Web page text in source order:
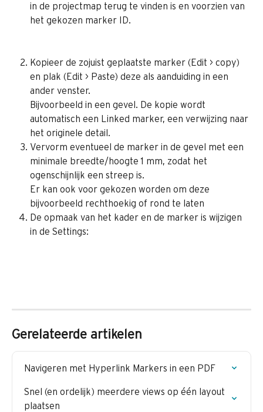
in de projectmap terug te vinden is en voorzien van
het gekozen marker ID.
Kopieer de zojuist geplaatste marker (Edit > copy)
en plak (Edit > Paste) deze als aanduiding in een
ander venster.
Bijvoorbeeld in een gevel. De kopie wordt
automatisch een Linked marker, een verwijzing naar
het originele detail.
Vervorm eventueel de marker in de gevel met een
minimale breedte/hoogte 1 mm, zodat het
ogenschijnlijk een streep is.
Er kan ook voor gekozen worden om deze
bijvoorbeeld rechthoekig of rond te laten
De opmaak van het kader en de marker is wijzigen
in de Settings:
Gerelateerde artikelen
Navigeren met Hyperlink Markers in een PDF
Snel (en ordelijk) meerdere views op één layout
plaatsen